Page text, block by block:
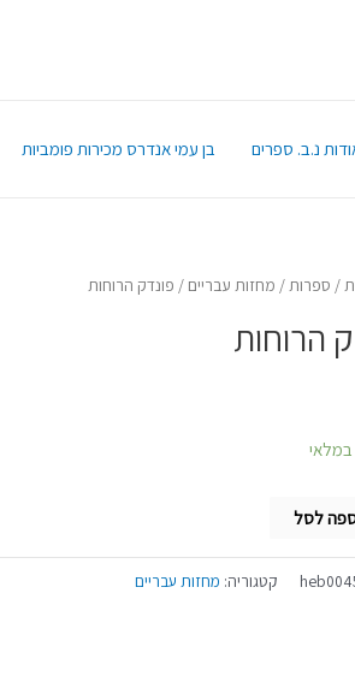
נ.ב. ספרים בן עמי אנדרס מכירות פומביות
/ ספרות/ מחזות עבריים / פונדק הרוחות
הרוחות
לסל
קטגוריה: מחזות עבריים